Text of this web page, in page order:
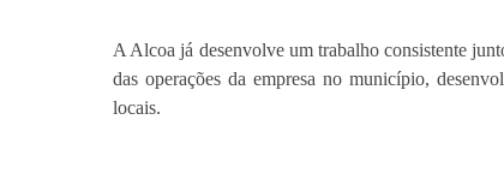
A Alcoa já desenvolve um trabalho consistente
das operações da empresa no município,
locais.